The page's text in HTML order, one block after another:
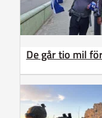
De går tio mil